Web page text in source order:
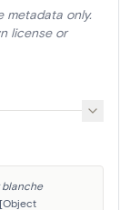
metadata only.
license or
blanche